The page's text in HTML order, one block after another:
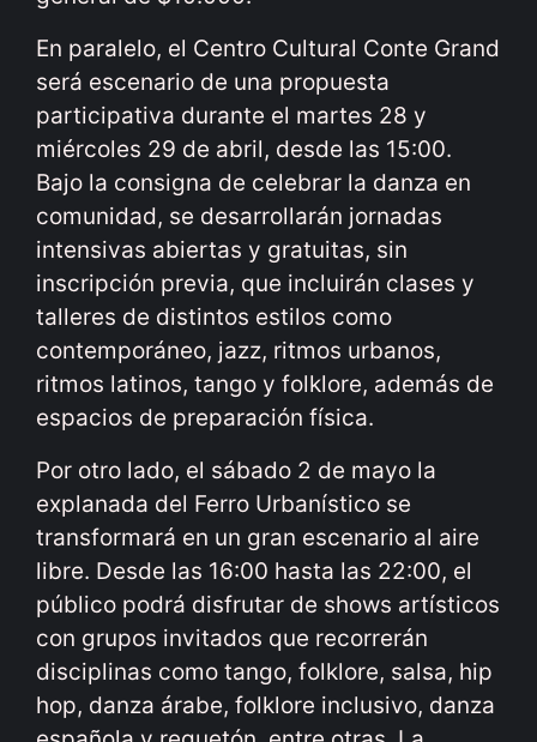
En paralelo, el Centro Cultural Conte Grand
será escenario de una propuesta
participativa durante el martes 28 y
miércoles 29 de abril, desde las 15:00.
Bajo la consigna de celebrar la danza en
comunidad, se desarrollarán jornadas
intensivas abiertas y gratuitas, sin
inscripción previa, que incluirán clases y
talleres de distintos estilos como
contemporáneo, jazz, ritmos urbanos,
ritmos latinos, tango y folklore, además de
espacios de preparación física.
Por otro lado, el sábado 2 de mayo la
explanada del Ferro Urbanístico se
transformará en un gran escenario al aire
libre. Desde las 16:00 hasta las 22:00, el
público podrá disfrutar de shows artísticos
con grupos invitados que recorrerán
disciplinas como tango, folklore, salsa, hip
hop, danza árabe, folklore inclusivo, danza